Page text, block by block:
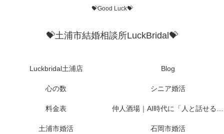
💝Good Luck💝
💝土浦市結婚相談所LuckBridal💝
Luckbridal土浦店 Blog
心の数 シニア婚活
料金表 仲人酒場｜AI時代に「人と話せる場所」を作りたかった
土浦市婚活 石岡市婚活